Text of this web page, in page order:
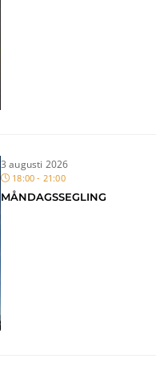
3 augusti 2026
18:00 - 21:00
MÅNDAGSSEGLING